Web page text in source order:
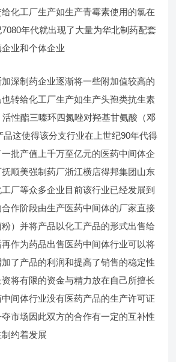
化工厂生产如生产青霉素使用的氯在
年代就出现了大量为华北制药配套
业和个体企业
深制药企业逐渐将一些附加值较高的
转给化工厂生产如生产头孢类抗生素
性酯三嗪环四氮唑对羟基甘氨酸（邓
品这使得该分支行业在上世纪90年代得
批产值上千万至亿元的医药中间体企
顺美强制药厂浙江横店得邦集团山东
厂等众多企业目前该行业已经发展到
作阶段由生产医药中间体的厂家直接
）并将产品以化工产品的形式出售给
作为药品出售医药中间体行业可以将
了产品的利润和提高了销售的稳定性
将有限的资金与精力放在自己所擅长
间体行业没有医药产品的生产许可证
市场因此双方的合作有一定的互补性
约着发展